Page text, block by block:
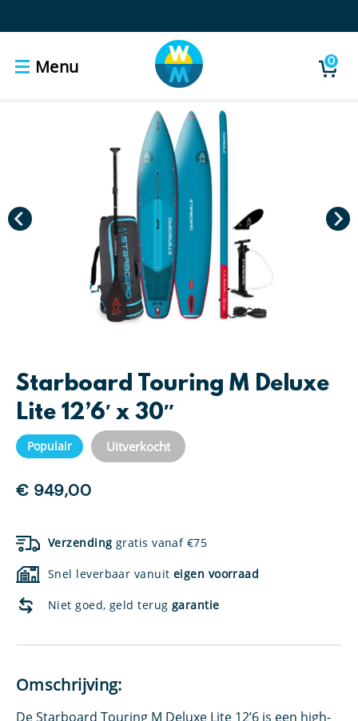
Menu 0
Starboard Touring M Deluxe
Lite 12’6′ x 30″
Populair Uitverkocht
€ 949,00
Verzending gratis vanaf €75
Snel leverbaar vanuit eigen voorraad
Niet goed, geld terug garantie
Omschrijving:
De Starboard Touring M Deluxe Lite 12’6 is een high-